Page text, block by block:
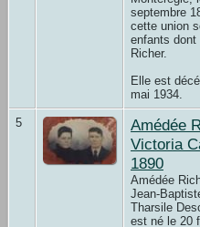
septembre
cette union
enfants dont
Richer.
Elle est
mai 1934.
5
Amédée
Victoria
1890
Amédée
Jean-
Tharsile
est né le 20